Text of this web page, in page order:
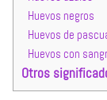
Huevos negros
Huevos de
Huevos con
Otros